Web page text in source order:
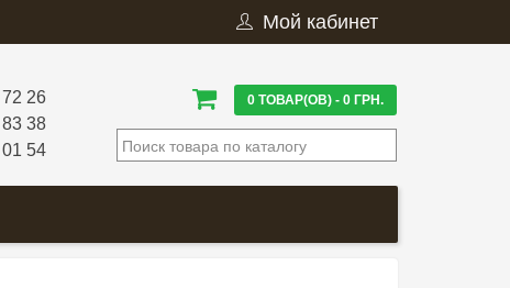
Мой кабинет
26
38
54
0 ТОВАР(ОВ) - 0 ГРН.